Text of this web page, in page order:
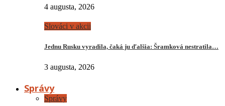
4 augusta, 2026
Slováci v akcii
Jednu Rusku vyradila, čaká ju ďalšia: Šramková nestratila…
3 augusta, 2026
Správy
Správy